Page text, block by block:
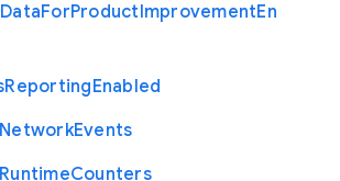
DataForProductImprovementEn
ReportingEnabled
NetworkEvents
RuntimeCounters